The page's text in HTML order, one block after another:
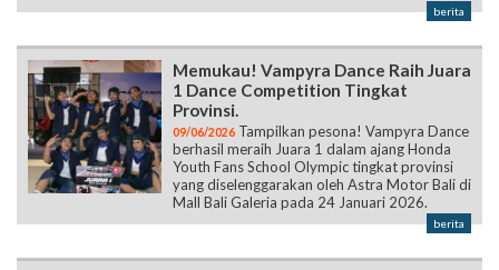
berita
Memukau! Vampyra Dance Raih Juara
1 Dance Competition Tingkat
Provinsi.
09/06/2026 Tampilkan pesona! Vampyra Dance
berhasil meraih Juara 1 dalam ajang Honda
Youth Fans School Olympic tingkat provinsi
yang diselenggarakan oleh Astra Motor Bali di
Mall Bali Galeria pada 24 Januari 2026.
berita